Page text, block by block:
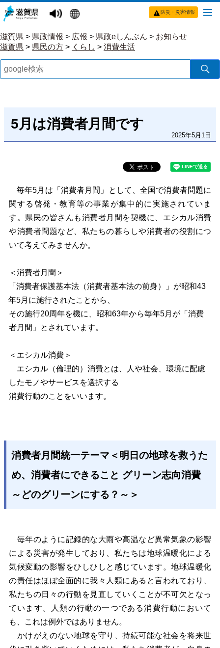
防災・災害情報
滋賀県 > 県政情報 > 広報 > 県政eしんぶん > お知らせ
滋賀県 > 県民の方 > くらし > 消費生活
5月は消費者月間です
2025年5月1日
毎年5月は「消費者月間」として、全国で消費者問題に
関する啓発・教育等の事業が集中的に実施されていま
す。県民の皆さんも消費者月間を契機に、エシカル消費
や消費者問題など、私たちの暮らしや消費者の役割につ
いて考えてみませんか。
＜消費者月間＞
「消費者保護基本法（消費者基本法の前身）」が昭和43
年5月に施行されたことから、
その施行20周年を機に、昭和63年から毎年5月が「消費
者月間」とされています。
＜エシカル消費＞
エシカル（倫理的）消費とは、人や社会、環境に配慮
したモノやサービスを選択する
消費行動のことをいいます。
消費者月間統一テーマ＜明日の地球を救うた
め、消費者にできること グリーン志向消費
～どのグリーンにする？～＞
毎年のように記録的な大雨や高温など異常気象の影響
による災害が発生しており、私たちは地球温暖化による
気候変動の影響をひしひしと感じています。地球温暖化
の責任はほぼ全面的に我々人類にあると言われており、
私たちの日々の行動を見直していくことが不可欠となっ
ています。人類の行動の一つである消費行動において
も、これは例外ではありません。
かけがえのない地球を守り、持続可能な社会を将来世